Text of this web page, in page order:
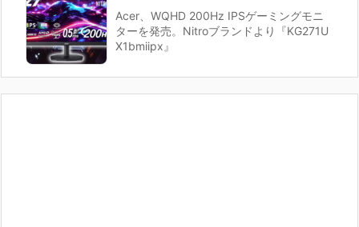
Acer、WQHD 200Hz IPSゲーミングモニ
ターを発売。Nitroブランドより『KG271U
X1bmiipx』